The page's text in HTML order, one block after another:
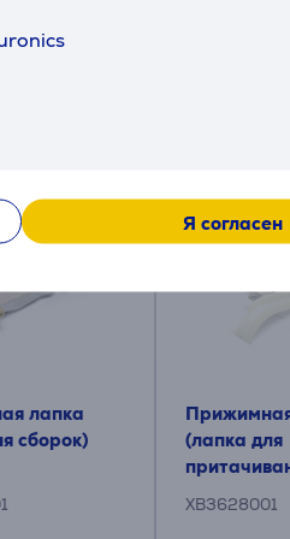
Я согласен
(4 шт.), пинцет,
лапка
сборок)
(лапка для
и блесток)
XB3628001